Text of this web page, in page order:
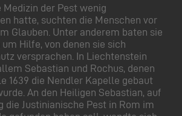
der Pest wenig
hatte, suchten die Menschen vor
Glauben. Unter anderem baten sie
Hilfe, von denen sie sich
versprachen. In Liechtenstein
Sebastian und Rochus, denen
1639 die Nendler Kapelle gebaut
An den Heiligen Sebastian, auf
die Justinianische Pest in Rom im